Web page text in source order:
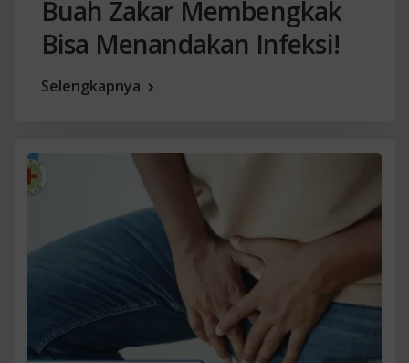
Buah Zakar Membengkak
Bisa Menandakan Infeksi!
Selengkapnya